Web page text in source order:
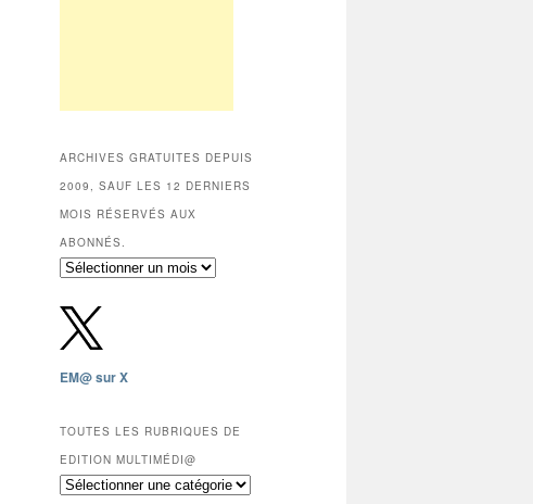
ARCHIVES GRATUITES DEPUIS
2009, SAUF LES 12 DERNIERS
MOIS RÉSERVÉS AUX
ABONNÉS.
Archives
depuis
2009,
sauf
les
mois
réservés
aux
abonnés.
EM@ sur X
TOUTES LES RUBRIQUES DE
EDITION MULTIMÉDI@
Toutes